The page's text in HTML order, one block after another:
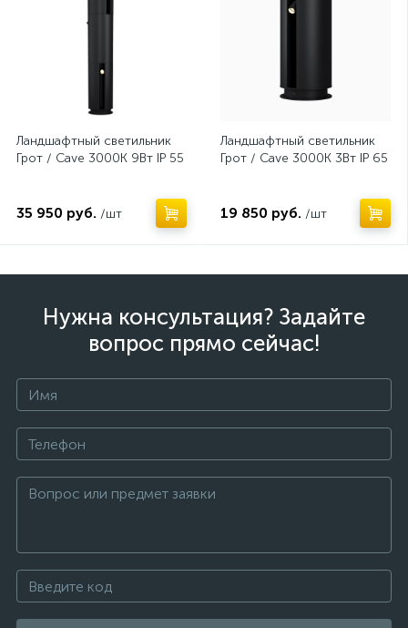
Ландшафтный светильник
Грот / Cave 3000К 9Вт IP 55
35 950 руб. /шт
Ландшафтный светильник
Грот / Cave 3000К 3Вт IP 65
19 850 руб. /шт
Нужна консультация? Задайте
вопрос прямо сейчас!